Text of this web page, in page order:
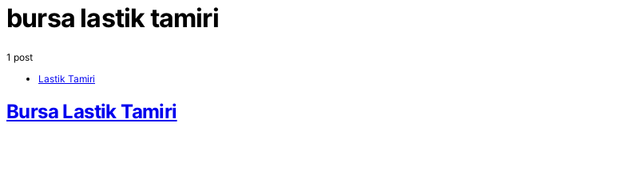
bursa lastik tamiri
1 post
Lastik Tamiri
Bursa Lastik Tamiri